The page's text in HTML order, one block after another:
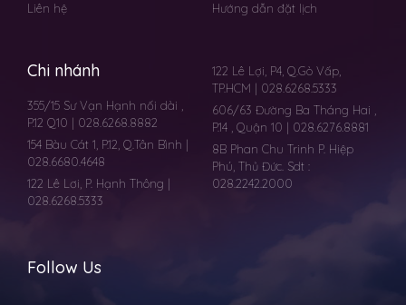
Liên hệ
Hướng dẫn đặt lịch
Chi nhánh
355/15 Sư Vạn Hạnh nối dài ,
P.12 Q10 | 028.6268.8882
154 Bàu Cát 1, P.12, Q.Tân Bình |
028.6680.4648
122 Lê Lơi, P. Hạnh Thông |
028.6268.5333
122 Lê Lợi, P4, Q.Gò Vấp,
TP.HCM | 028.6268.5333
606/63 Đường Ba Tháng Hai ,
P.14 , Quận 10 | 028.6276.8881
8B Phan Chu Trinh P. Hiệp
Phú, Thủ Đức. Sdt :
028.2242.2000
Follow Us